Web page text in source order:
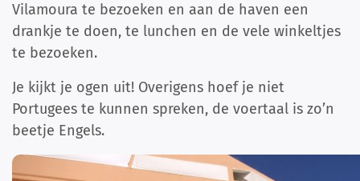
Vilamoura te bezoeken en aan de haven een
drankje te doen, te lunchen en de vele winkeltjes
te bezoeken.
Je kijkt je ogen uit! Overigens hoef je niet
Portugees te kunnen spreken, de voertaal is zo’n
beetje Engels.